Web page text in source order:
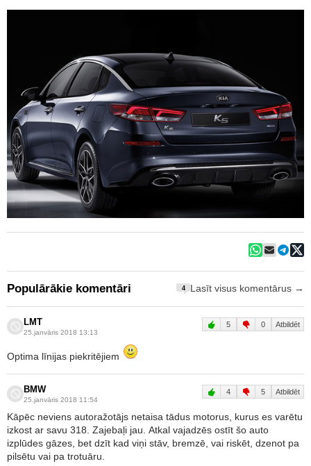
Populārākie komentāri 4 Lasīt visus komentārus →
LMT
25.janvāris 2018 13:13
5 0 Atbildēt
Optima līnijas piekritējiem
BMW
25.janvāris 2018 11:54
4 5 Atbildēt
Kāpēc neviens autoražotājs netaisa tādus motorus, kurus es varētu
izkost ar savu 318. Zajebaļi jau. Atkal vajadzēs ostīt šo auto
izplūdes gāzes, bet dzīt kad viņi stāv, bremzē, vai riskēt, dzenot pa
pilsētu vai pa trotuāru.